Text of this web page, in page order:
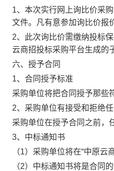
1、本次实行网上询比价采
文件。凡有意参加询比价报
2、此次询比价需缴纳投标
云商招投标采购平台生成的
六、授予合同
1、合同授予标准
采购单位将把合同授予那些
2、采购单位有接受和拒绝
采购单位在授予合同之前，
3、中标通知书
（1）采购单位将在“中原云
（2）中标通知书将是合同的